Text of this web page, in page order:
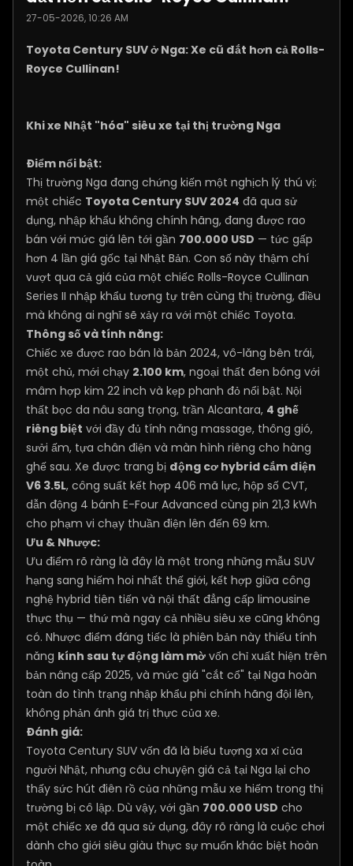
27-05-2026, 10:26 AM
Toyota Century SUV ở Nga: Xe cũ đắt hơn cả Rolls-
Royce Cullinan!
Khi xe Nhật "hóa" siêu xe tại thị trường Nga
Điểm nổi bật:
Thị trường Nga đang chứng kiến một nghịch lý thú vị:
một chiếc Toyota Century SUV 2024 đã qua sử
dụng, nhập khẩu không chính hãng, đang được rao
bán với mức giá lên tới gần 700.000 USD — tức gấp
hơn 4 lần giá gốc tại Nhật Bản. Con số này thậm chí
vượt qua cả giá của một chiếc Rolls-Royce Cullinan
Series II nhập khẩu tương tự trên cùng thị trường, điều
mà không ai nghĩ sẽ xảy ra với một chiếc Toyota.
Thông số và tính năng:
Chiếc xe được rao bán là bản 2024, vô-lăng bên trái,
một chủ, mới chạy 2.100 km, ngoại thất đen bóng với
mâm hợp kim 22 inch và kẹp phanh đỏ nổi bật. Nội
thất bọc da nâu sang trọng, trần Alcantara, 4 ghế
riêng biệt với đầy đủ tính năng massage, thông gió,
sưởi ấm, tựa chân điện và màn hình riêng cho hàng
ghế sau. Xe được trang bị động cơ hybrid cắm điện
V6 3.5L, công suất kết hợp 406 mã lực, hộp số CVT,
dẫn động 4 bánh E-Four Advanced cùng pin 21,3 kWh
cho phạm vi chạy thuần điện lên đến 69 km.
Ưu & Nhược:
Ưu điểm rõ ràng là đây là một trong những mẫu SUV
hạng sang hiếm hoi nhất thế giới, kết hợp giữa công
nghệ hybrid tiên tiến và nội thất đẳng cấp limousine
thực thụ — thứ mà ngay cả nhiều siêu xe cũng không
có. Nhược điểm đáng tiếc là phiên bản này thiếu tính
năng kính sau tự động làm mờ vốn chỉ xuất hiện trên
bản nâng cấp 2025, và mức giá "cắt cổ" tại Nga hoàn
toàn do tình trạng nhập khẩu phi chính hãng đội lên,
không phản ánh giá trị thực của xe.
Đánh giá:
Toyota Century SUV vốn đã là biểu tượng xa xỉ của
người Nhật, nhưng câu chuyện giá cả tại Nga lại cho
thấy sức hút điên rồ của những mẫu xe hiếm trong thị
trường bị cô lập. Dù vậy, với gần 700.000 USD cho
một chiếc xe đã qua sử dụng, đây rõ ràng là cuộc chơi
dành cho giới siêu giàu thực sự muốn khác biệt hoàn